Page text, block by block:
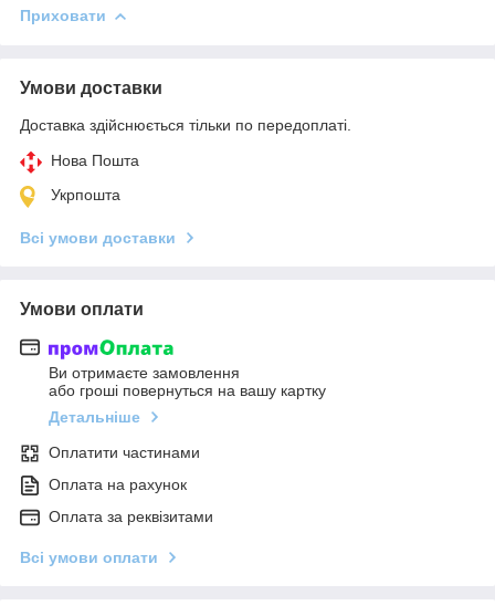
Приховати
Умови доставки
Доставка здійснюється тільки по передоплаті.
Нова Пошта
Укрпошта
Всі умови доставки
Умови оплати
Ви отримаєте замовлення
або гроші повернуться на вашу картку
Детальніше
Оплатити частинами
Оплата на рахунок
Оплата за реквізитами
Всі умови оплати